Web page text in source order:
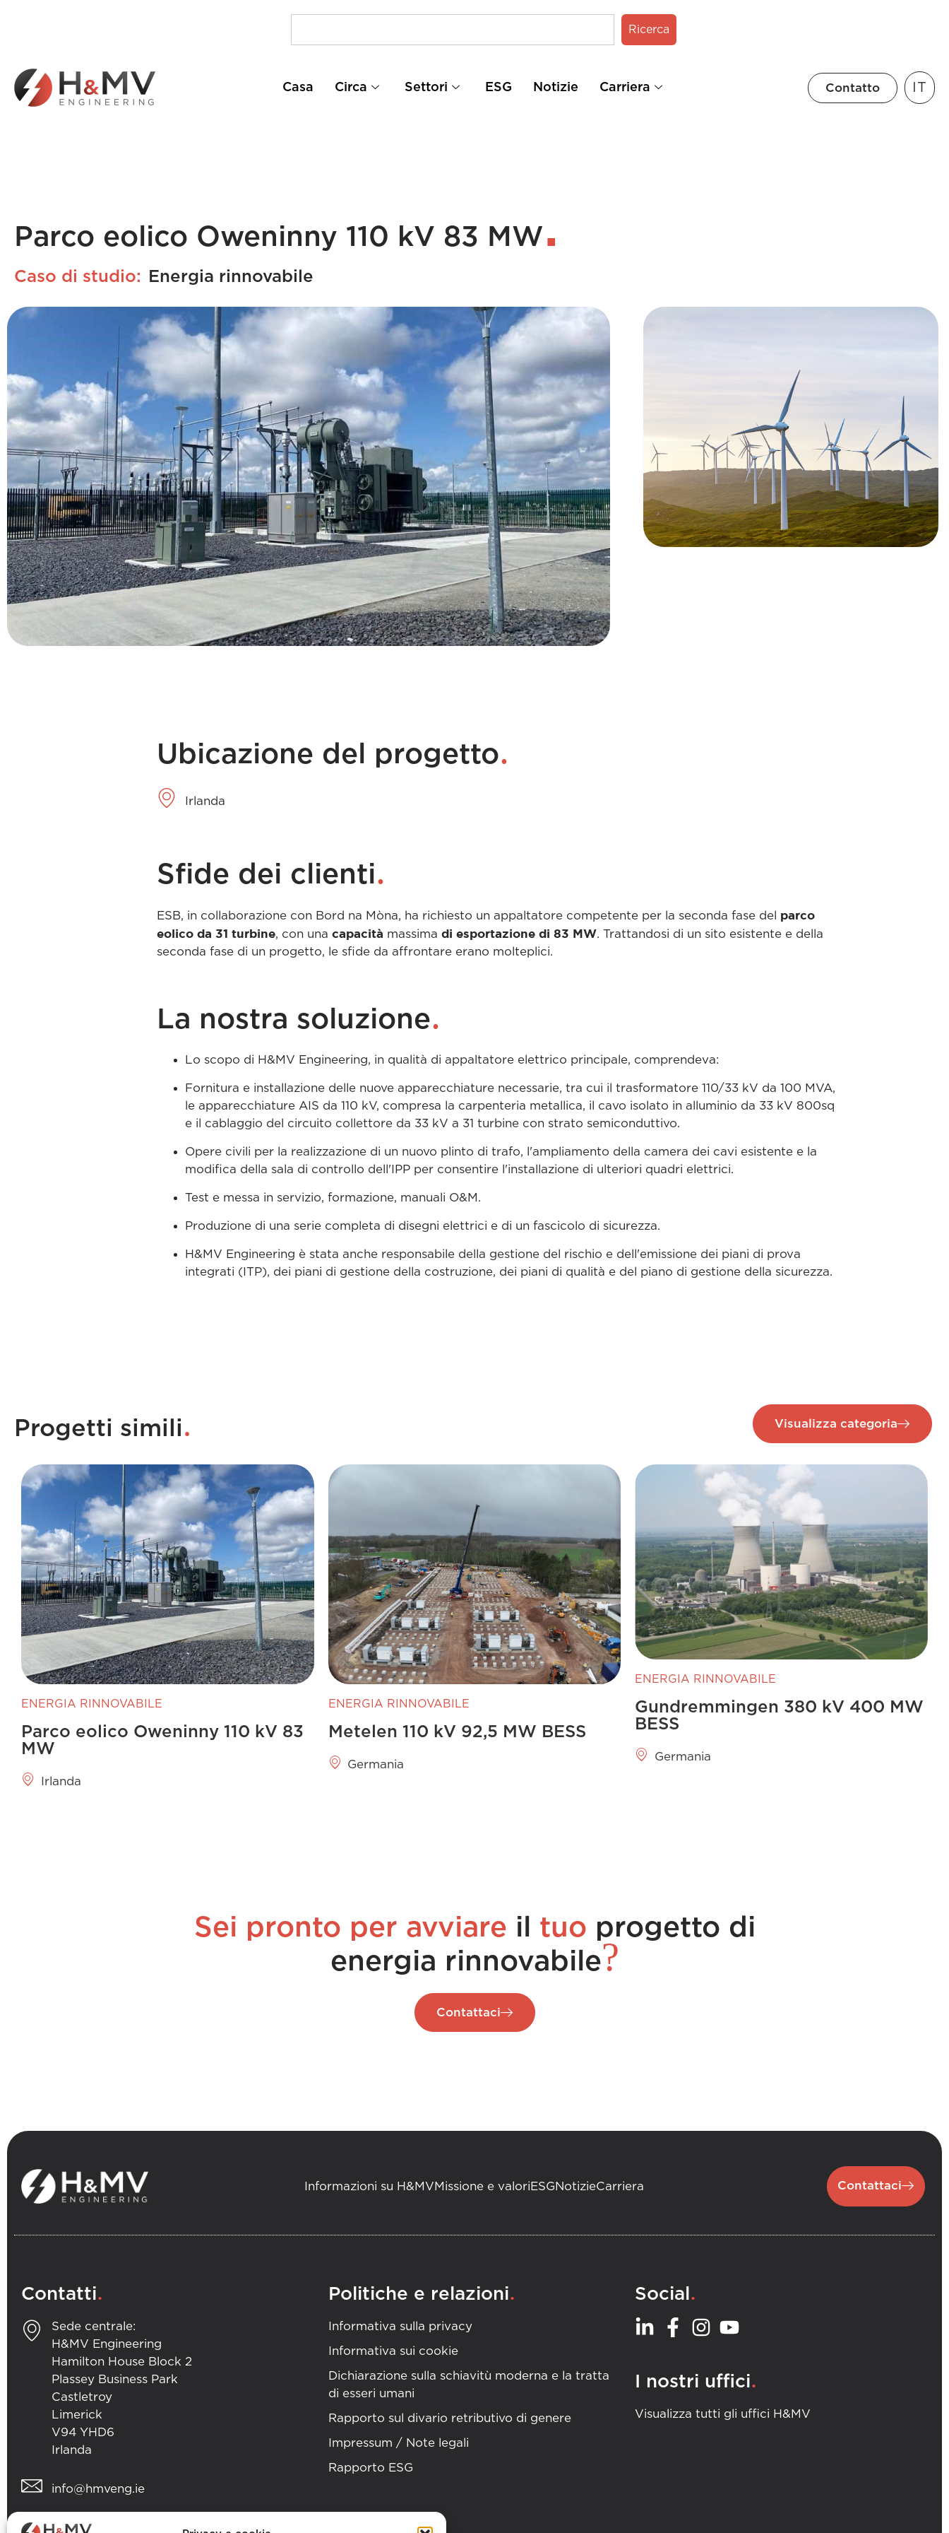
Ricerca
Casa Circa Settori ESG Notizie Carriera Contatto IT
Parco eolico Oweninny 110 kV 83 MW
Caso di studio: Energia rinnovabile
Ubicazione del progetto.
Irlanda
Sfide dei clienti.
ESB, in collaborazione con Bord na Mòna, ha richiesto un appaltatore competente per la seconda fase del parco
eolico da 31 turbine, con una capacità massima di esportazione di 83 MW. Trattandosi di un sito esistente e della
seconda fase di un progetto, le sfide da affrontare erano molteplici.
La nostra soluzione.
Lo scopo di H&MV Engineering, in qualità di appaltatore elettrico principale, comprendeva:
Fornitura e installazione delle nuove apparecchiature necessarie, tra cui il trasformatore 110/33 kV da 100 MVA,
le apparecchiature AIS da 110 kV, compresa la carpenteria metallica, il cavo isolato in alluminio da 33 kV 800sq
e il cablaggio del circuito collettore da 33 kV a 31 turbine con strato semiconduttivo.
Opere civili per la realizzazione di un nuovo plinto di trafo, l'ampliamento della camera dei cavi esistente e la
modifica della sala di controllo dell'IPP per consentire l'installazione di ulteriori quadri elettrici.
Test e messa in servizio, formazione, manuali O&M.
Produzione di una serie completa di disegni elettrici e di un fascicolo di sicurezza.
H&MV Engineering è stata anche responsabile della gestione del rischio e dell'emissione dei piani di prova
integrati (ITP), dei piani di gestione della costruzione, dei piani di qualità e del piano di gestione della sicurezza.
Progetti simili. Visualizza categoria
ENERGIA RINNOVABILE
Parco eolico Oweninny 110 kV 83
MW
Irlanda
ENERGIA RINNOVABILE
Metelen 110 kV 92,5 MW BESS
Germania
ENERGIA RINNOVABILE
Gundremmingen 380 kV 400 MW
BESS
Germania
Sei pronto per avviare il tuo progetto di
energia rinnovabile?
Contattaci
Informazioni su H&MV Missione e valori ESG NotizieCarriera Contattaci
Contatti.
Sede centrale:
H&MV Engineering
Hamilton House Block 2
Plassey Business Park
Castletroy
Limerick
V94 YHD6
Irlanda
info@hmveng.ie
+353 (0) 61 357 496
Politiche e relazioni.
Informativa sulla privacy
Informativa sui cookie
Dichiarazione sulla schiavitù moderna e la tratta
di esseri umani
Rapporto sul divario retributivo di genere
Impressum / Note legali
Rapporto ESG
Social .
I nostri uffici.
Visualizza tutti gli uffici H&MV